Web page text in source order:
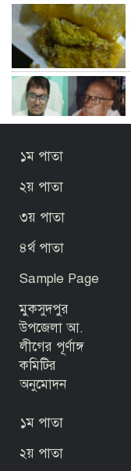
১ম পাতা
২য় পাতা
৩য় পাতা
৪র্থ পাতা
Sample Page
মুকসুদপুর
উপজেলা আ.
লীগের পূর্ণাঙ্গ
কমিটির
অনুমোদন
১ম পাতা
২য় পাতা